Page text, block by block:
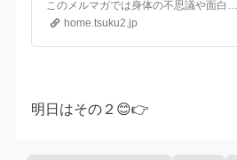
ング 〜Naturelaナチュリ
ラ〜 ひらたみほ～
このメルマガでは身体の不思議や面白さやセルフケア情報、健康情報、セッションやワークショップ情報など配信していきます。日常のことも、ゆるーく、ゆったりお届けしますので、温かく見守っていただければ幸いです。
home.tsuku2.jp
明日はその２😊👉